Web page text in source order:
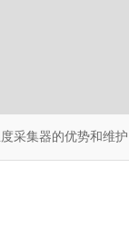
采集器的优势和维护